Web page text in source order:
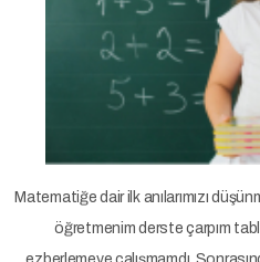
Matematiğe dair ilk anılarımızı
öğretmenim derste çarpım